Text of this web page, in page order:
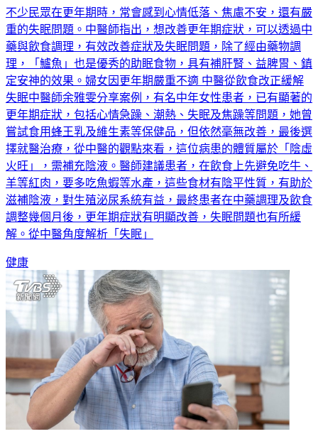
不少民眾在更年期時，常會感到心情低落、焦慮不安，還有嚴
重的失眠問題。中醫師指出，想改善更年期症狀，可以透過中
藥與飲食調理，有效改善症狀及失眠問題，除了經由藥物調
理，「鱸魚」也是優秀的助眠食物，具有補肝腎、益脾胃、鎮
定安神的效果。婦女因更年期嚴重不適 中醫從飲食改正緩解
失眠中醫師余雅雯分享案例，有名中年女性患者，已有顯著的
更年期症狀，包括心情急躁、潮熱、失眠及焦躁等問題，她曾
嘗試食用蜂王乳及維生素等保健品，但依然毫無改善，最後選
擇就醫治療，從中醫的觀點來看，這位病患的體質屬於「陰虛
火旺」，需補充陰液。醫師建議患者，在飲食上先避免吃牛、
羊等紅肉，要多吃魚蝦等水產，這些食材有陰平性質，有助於
滋補陰液，對生殖泌尿系統有益，最終患者在中藥調理及飲食
調整幾個月後，更年期症狀有明顯改善，失眠問題也有所緩
解。從中醫角度解析「失眠」
健康